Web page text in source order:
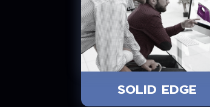
SOLID EDGE